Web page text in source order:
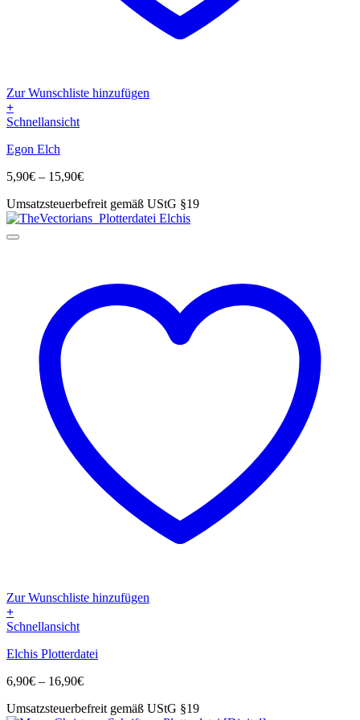
Zur Wunschliste hinzufügen
+
Dieses
weist
Varianten
Die
Optionen
können
Schnellansicht
Egon Elch
5,90€ – 15,90€Preisspanne:
bis
15,90€
Umsatzsteuerbefreit gemäß UStG §19
Zur Wunschliste hinzufügen
+
Dieses
weist
Varianten
Die
Schnellansicht
Elchis Plotterdatei
6,90€ – 16,90€Preisspanne:
bis
Umsatzsteuerbefreit gemäß UStG §19